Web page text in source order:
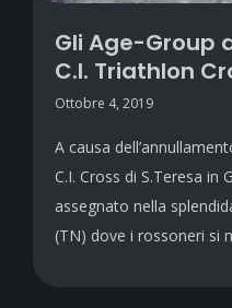
Gli Age-Group
C.I. Triathlon
Ottobre 4, 2019
A causa
C.I. Cross di S.Teresa in
assegnato nella
(TN) dove i rossoneri si